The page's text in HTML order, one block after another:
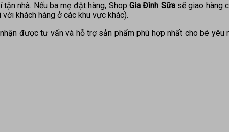
nhà. Nếu ba mẹ đặt hàng, Shop Gia Đình Sữasẽ giao hàng
khách hàng ở các khu vực khác).
được tư vấn và hỗ trợ sản phẩm phù hợp nhất cho bé